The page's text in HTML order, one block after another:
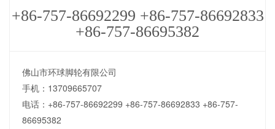
+86-757-86692299 +86-757-86692833
+86-757-86695382
佛山市环球脚轮有限公司
手机：13709665707
电话：+86-757-86692299 +86-757-86692833 +86-757-
86695382